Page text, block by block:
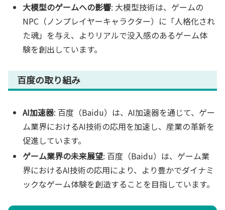
大模型のゲームへの影響: 大模型技術は、ゲームの
NPC（ノンプレイヤーキャラクター）に「人格化され
た魂」を与え、よりリアルで没入感のあるゲーム体
験を創出しています。
百度の取り組み
AI加速器: 百度（Baidu）は、AI加速器を通じて、ゲー
ム業界におけるAI技術の応用を加速し、産業の革新を
促進しています。
ゲーム業界の未来展望: 百度（Baidu）は、ゲーム業
界におけるAI技術の応用により、より豊かでダイナミ
ックなゲーム体験を創造することを目指しています。